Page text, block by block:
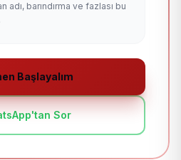
adı, barındırma ve fazlası bu
Başlayalım
Sor